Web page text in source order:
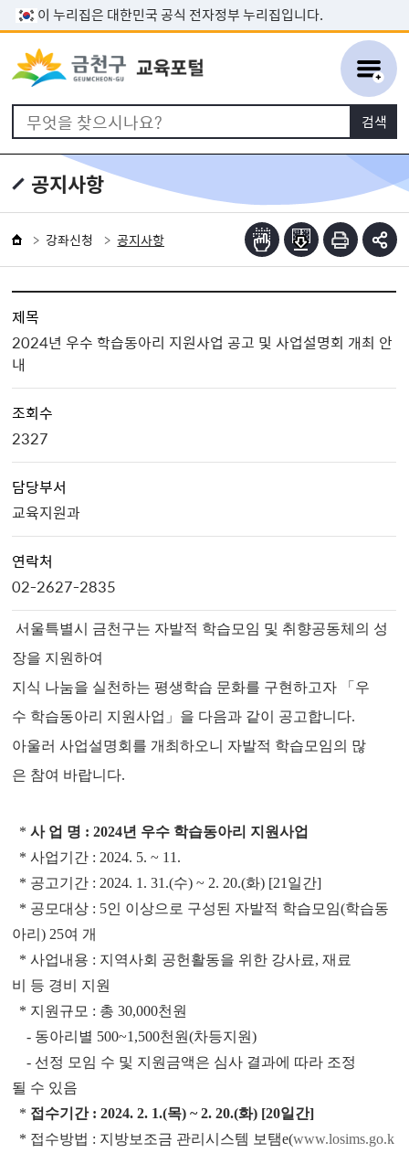
본문 바로가기
이 누리집은 대한민국 공식 전자정부 누리집입니다.
공지사항
강좌신청 공지사항
제목
2024년 우수 학습동아리 지원사업 공고 및 사업설명회 개최 안
내
조회수
2327
담당부서
교육지원과
연락처
02-2627-2835
서울특별시 금천구는 자발적 학습모임 및 취향공동체의 성
장을 지원하여
지식 나눔을 실천하는 평생학습 문화를 구현하고자
「우
수 학습동아리 지원사업」을 다음과 같이 공고합니다.
아울러 사업설명회를 개최하오니 자발적 학습모임의 많
은 참여 바랍니다.
*사 업 명 : 2024년 우수 학습동아리 지원사업
* 사업기간 : 2024. 5. ~ 11.
* 공고기간 : 2024. 1. 31.(수) ~ 2. 20.(화) [21일간]
* 공모대상 : 5인 이상으로 구성된 자발적 학습모임(학습동
아리) 25여 개
* 사업내용 : 지역사회 공헌활동을 위한 강사료, 재료
비 등 경비 지원
* 지원규모 : 총 30,000천원
- 동아리별 500~1,500천원(차등지원)
- 선정 모임 수 및 지원금액은 심사 결과에 따라 조정
될 수 있음
* 접수기간 : 2024. 2. 1.(목) ~ 2. 20.(화) [20일간]
* 접수방법 : 지방보조금 관리시스템 보탬e(www.losims.go.k